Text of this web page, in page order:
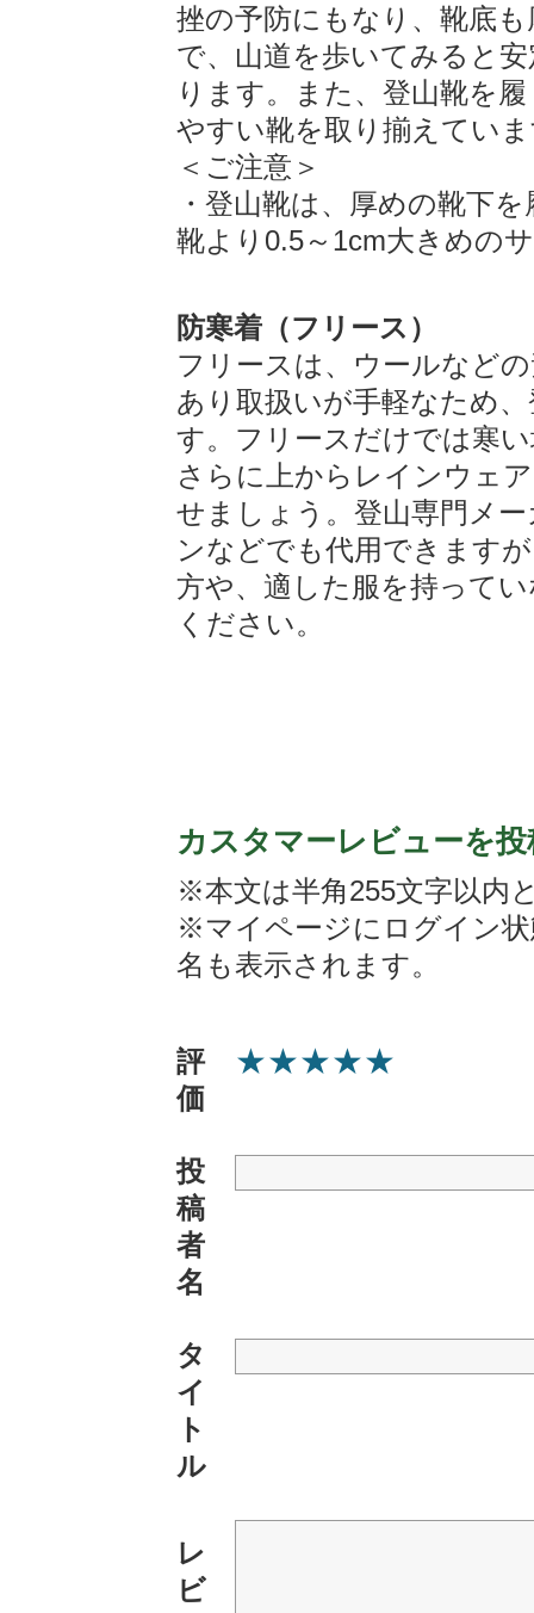
挫の予防にもなり、靴底
で、山道を歩いてみると
ります。また、登山靴を
やすい靴を取り揃えてい
＜ご注意＞
・登山靴は、厚めの靴下
靴より0.5～1cm大きめの
防寒着（フリース）
フリースは、ウールなど
あり取扱いが手軽なため
す。フリースだけでは寒
さらに上からレインウェ
せましょう。登山専門メ
ンなどでも代用できます
方や、適した服を持って
ください。
カスタマーレビューを
※本文は半角255文字以内
※マイページにログイン
名も表示されます。
評
価
★★★★★
投
稿
者
名
タ
イ
ト
ル
レ
ビ